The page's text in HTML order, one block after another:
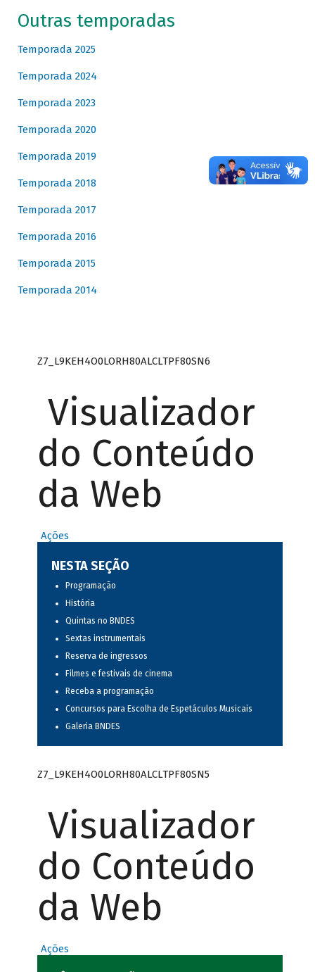
Outras temporadas
Temporada 2025
Temporada 2024
Temporada 2023
Temporada 2020
Temporada 2019
Temporada 2018
Temporada 2017
Temporada 2016
Temporada 2015
Temporada 2014
Z7_L9KEH4O0LORH80ALCLTPF80SN6
Visualizador
do Conteúdo
da Web
Ações
NESTA SEÇÃO
Programação
História
Quintas no BNDES
Sextas instrumentais
Reserva de ingressos
Filmes e festivais de cinema
Receba a programação
Concursos para Escolha de Espetáculos Musicais
Galeria BNDES
Z7_L9KEH4O0LORH80ALCLTPF80SN5
Visualizador
do Conteúdo
da Web
Ações